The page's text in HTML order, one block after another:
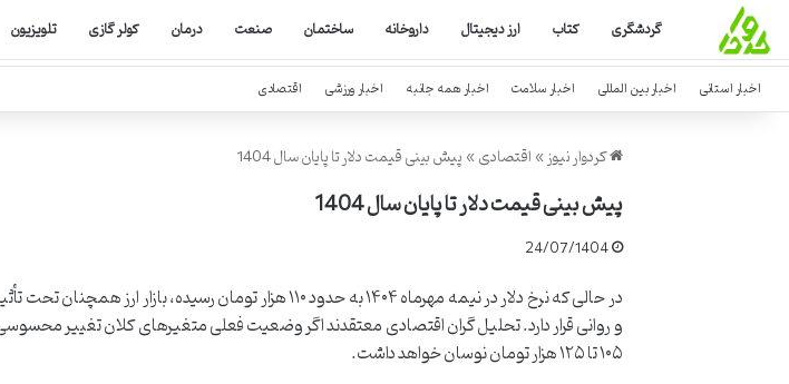
گردشگری کتاب ارز دیجیتال داروخانه ساختمان صنعت درمان کولر گازی تلویزیون
اخبار استانی اخبار بین المللی اخبار سلامت اخبار همه جانبه اخبار ورزشی اقتصادی
کردوار نیوز»اقتصادی»پیش بینی قیمت دلار تا پایان سال 1404
پیش بینی قیمت دلار تا پایان سال 1404
24/07/1404
در حالی که نرخ دلار در نیمه مهرماه ۱۴۰۴ به حدود ۱۱۰ هزار تومان
و روانی قرار دارد. تحلیل گران اقتصادی معتقدند اگر وضعیت فعلی متغیرهای کلان تغییر محسوسی
۱۰۵ تا ۱۲۵ هزار تومان نوسان خواهد داشت.